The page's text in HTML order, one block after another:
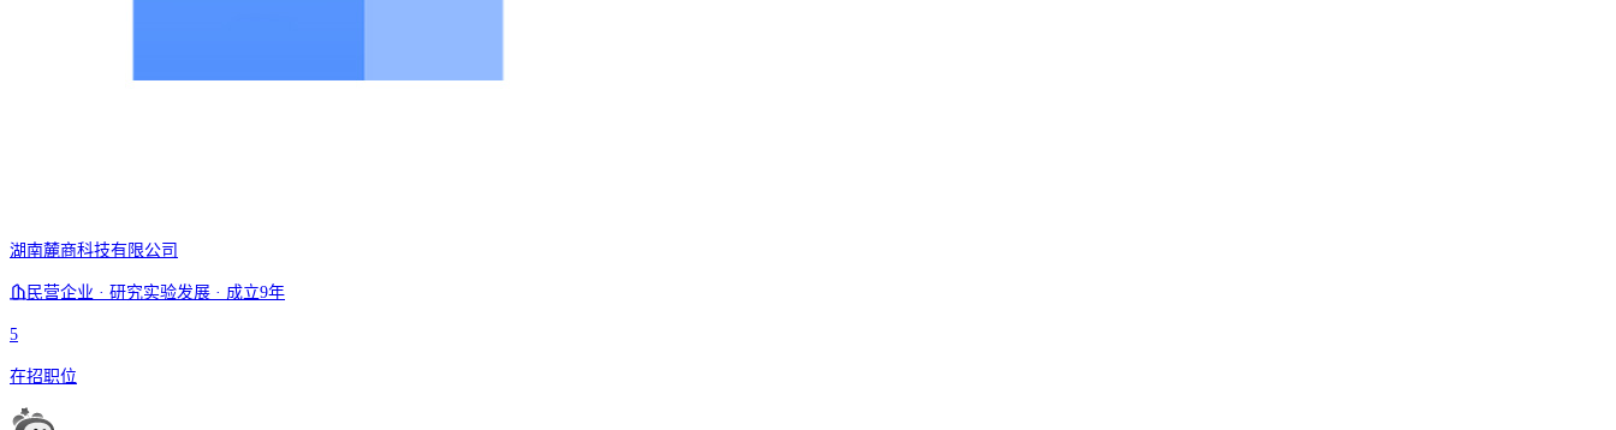
湖南麓商科技有限公司
民营企业 · 研究实验发展 · 成立9年
5
在招职位